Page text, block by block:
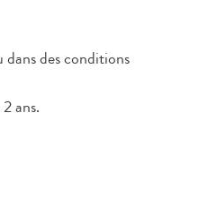
dans des conditions
ans.